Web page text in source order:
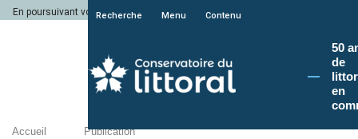
En poursuivant votre navigation sur le site du Conservatoire du littoral, vous
Recherche Menu Contenu
50
de
en
Accueil Publication